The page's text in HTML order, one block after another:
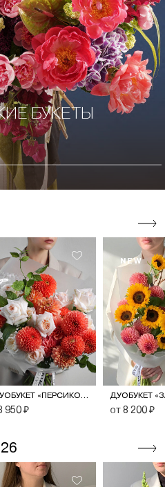
БУКЕТЫ
ДУОБУКЕТ «ПЕРСИКОВЫЙ СОРБЕТ»
950 ₽
NEW
от 8 200 ₽